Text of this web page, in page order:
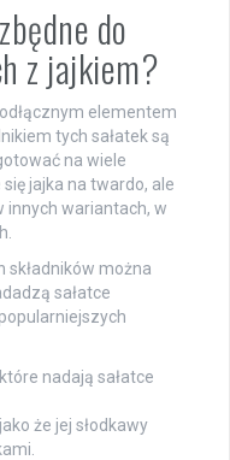
do
z jajkiem?
elementem
tych sałatek są
na wiele
jajka na twardo, ale
innych wariantach, w
składników można
sałatce
nadają sałatce
że jej słodkawy